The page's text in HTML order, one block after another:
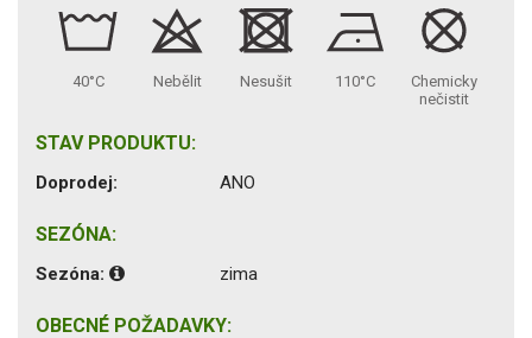
40°C Nebělit Nesušit 110°C
Chemicky
nečistit
STAV PRODUKTU:
Doprodej: ANO
SEZÓNA:
Sezóna: zima
OBECNÉ POŽADAVKY: